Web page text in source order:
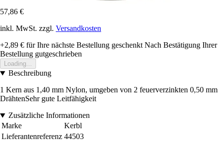
57,86 €
inkl. MwSt. zzgl. Versandkosten
+2,89 € für Ihre nächste Bestellung geschenkt Nach Bestätigung Ihrer
Bestellung gutgeschrieben
Loading...
Beschreibung
1 Kern aus 1,40 mm Nylon, umgeben von 2 feuerverzinkten 0,50 mm
DrähtenSehr gute Leitfähigkeit
Zusätzliche Informationen
Marke
Kerbl
Lieferantenreferenz 44503